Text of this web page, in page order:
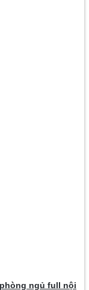
ngủ full nội